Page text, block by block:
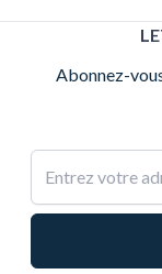
Abonnez-
Adresse e-mail